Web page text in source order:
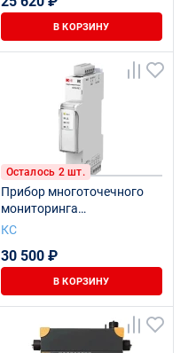
В КОРЗИНУ
Осталось 2 шт.
Прибор многоточечного
мониторинга
электроэнергии КСМ-М3-1-
КС
30 500 ₽
В КОРЗИНУ